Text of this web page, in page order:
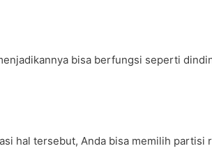
bisa berfungsi seperti
hal tersebut, Anda bisa memilih